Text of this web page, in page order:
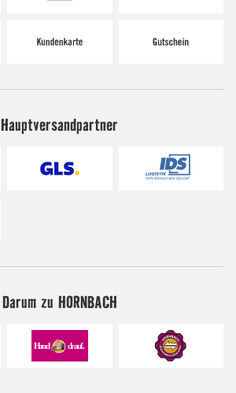
Hauptversandpartner
Darum zu HORNBACH